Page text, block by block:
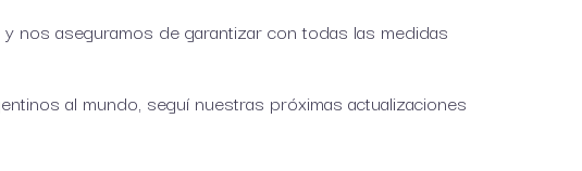
nos aseguramos de garantizar con todas las medidas
al mundo, seguí nuestras próximas actualizaciones